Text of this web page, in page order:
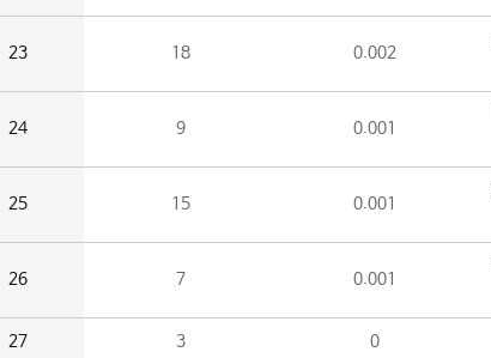
23 18 0.002
24 9 0.001
25 15 0.001
26 7 0.001
27 3 0